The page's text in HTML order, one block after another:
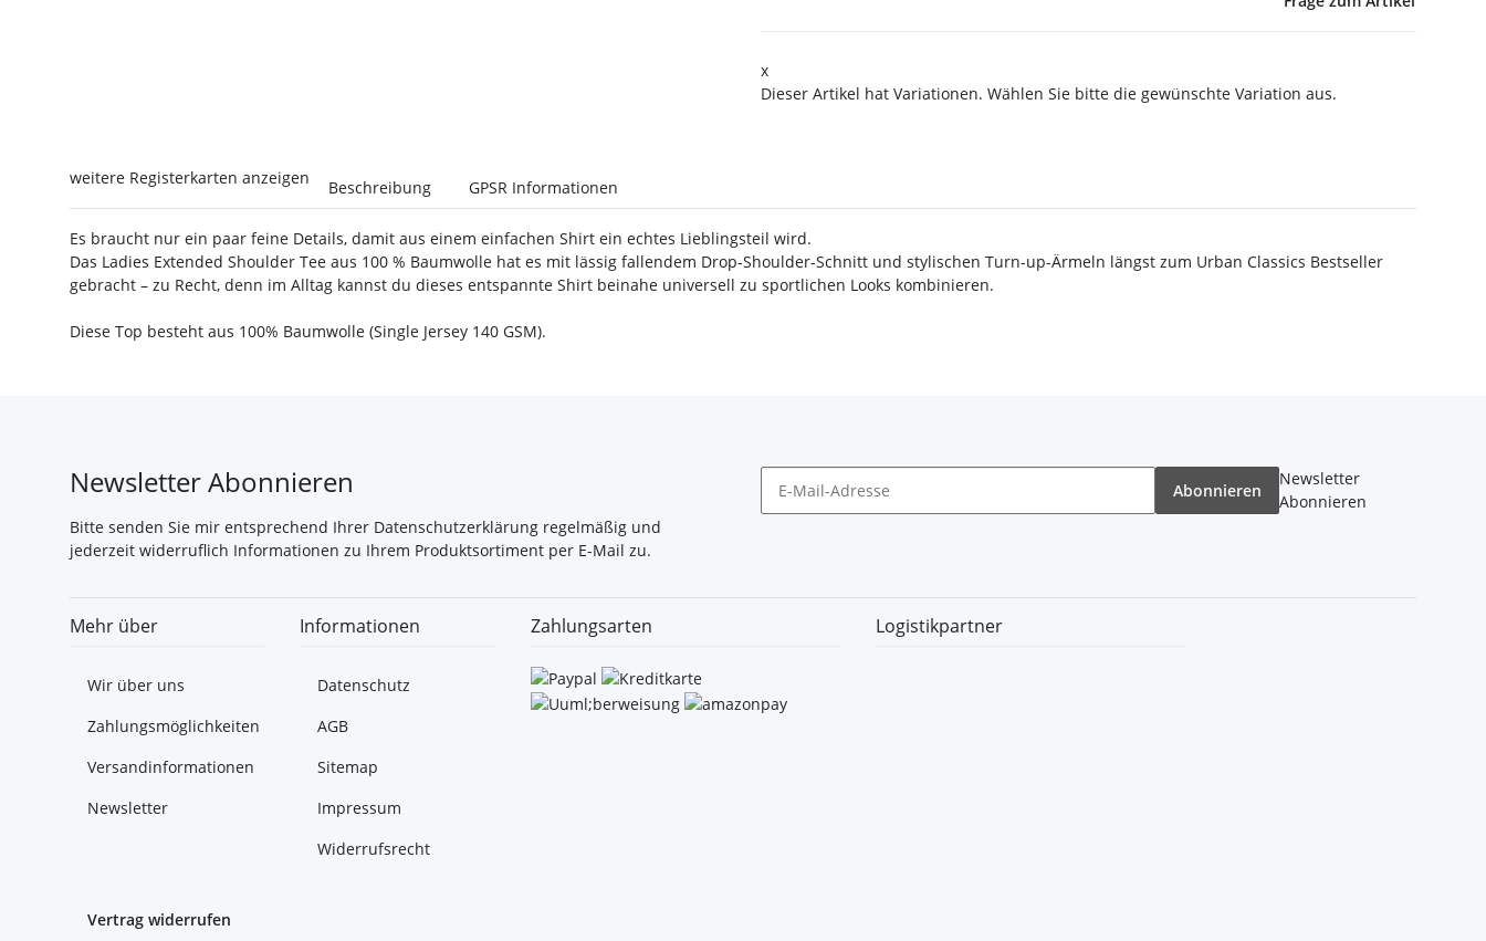
x
Dieser Artikel hat Variationen. Wählen Sie bitte die gewünschte Variation aus.
weitere Registerkarten anzeigen Beschreibung GPSR Informationen
Es braucht nur ein paar feine Details, damit aus einem einfachen Shirt ein echtes Lieblingsteil wird.
Das Ladies Extended Shoulder Tee aus 100 % Baumwolle hat es mit lässig fallendem Drop-Shoulder-Schnitt und stylischen Turn-up-Ärmeln längst zum Urban Classics Bestseller
gebracht – zu Recht, denn im Alltag kannst du dieses entspannte Shirt beinahe universell zu sportlichen Looks kombinieren.
Diese Top besteht aus 100% Baumwolle (Single Jersey 140 GSM).
Newsletter Abonnieren
Bitte senden Sie mir entsprechend Ihrer Datenschutzerklärung regelmäßig und
jederzeit widerruflich Informationen zu Ihrem Produktsortiment per E-Mail zu.
Abonnieren
Newsletter
Abonnieren
Mehr über
Wir über uns
Zahlungsmöglichkeiten
Versandinformationen
Newsletter
Informationen
Datenschutz
AGB
Sitemap
Impressum
Widerrufsrecht
Zahlungsarten Logistikpartner
Vertrag widerrufen